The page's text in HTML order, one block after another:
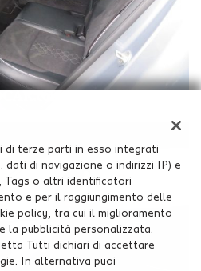
di terze parti in esso integrati
di navigazione o indirizzi IP) e
Tags o altri identificatori
e per il raggiungimento delle
policy, tra cui il miglioramento
la pubblicità personalizzata.
Tutti dichiari di accettare
In alternativa puoi